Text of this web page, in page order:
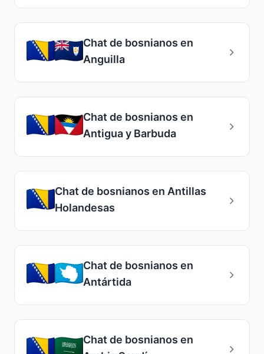
Chat de bosnianos en
Anguilla
Chat de bosnianos en
Antigua y Barbuda
Chat de bosnianos en Antillas
Holandesas
Chat de bosnianos en
Antártida
Chat de bosnianos en